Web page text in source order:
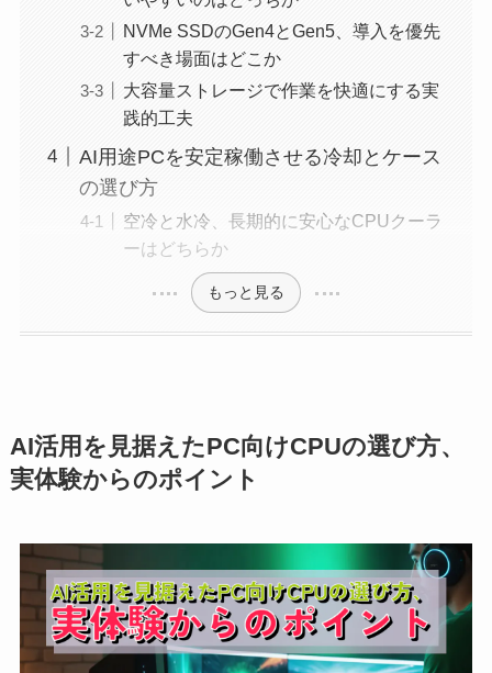
NVMe SSDのGen4とGen5、導入を優先
すべき場面はどこか
大容量ストレージで作業を快適にする実
践的工夫
AI用途PCを安定稼働させる冷却とケース
の選び方
空冷と水冷、長期的に安心なCPUクーラ
ーはどちらか
もっと見る
AI活用を見据えたPC向けCPUの選び方、
実体験からのポイント